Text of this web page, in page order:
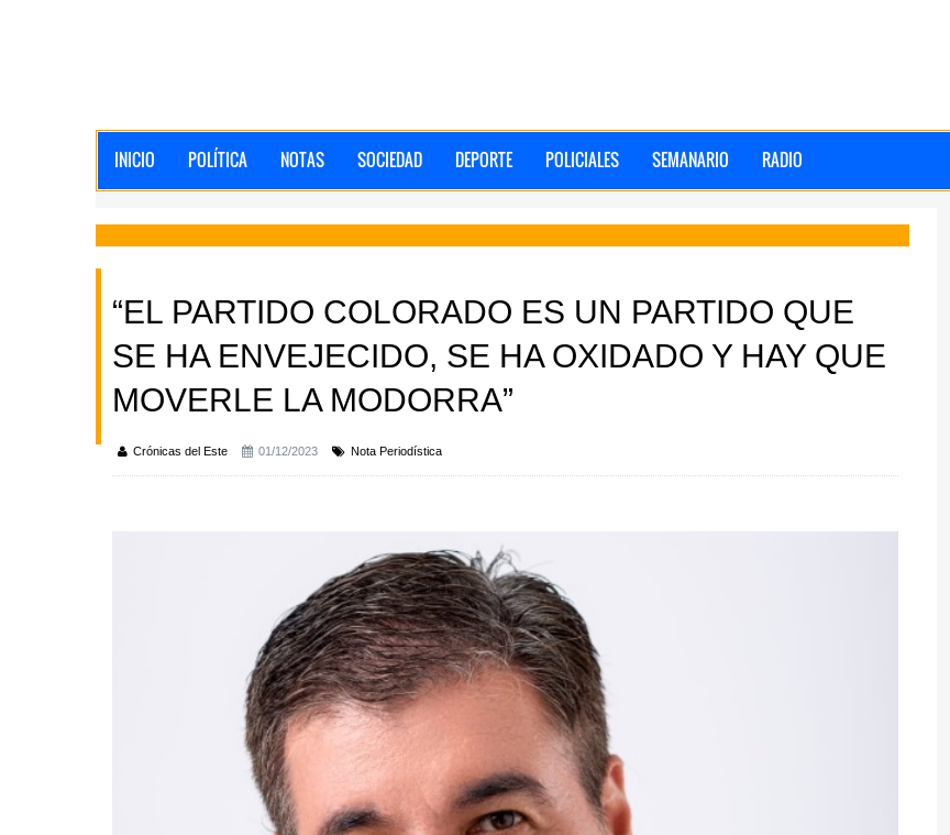
INICIO POLÍTICA NOTAS SOCIEDAD DEPORTE POLICIALES SEMANARIO RADIO
“EL PARTIDO COLORADO ES UN PARTIDO QUE
SE HA ENVEJECIDO, SE HA OXIDADO Y HAY QUE
MOVERLE LA MODORRA”
Crónicas del Este 01/12/2023 Nota Periodística